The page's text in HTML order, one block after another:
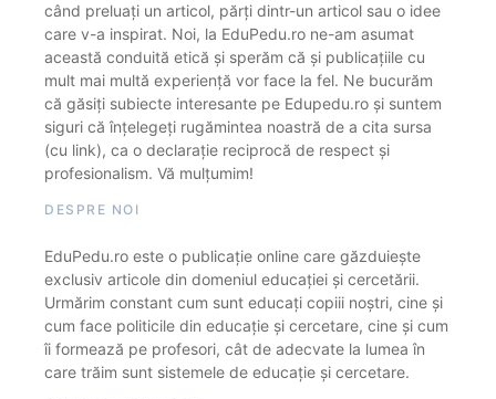
când preluați un articol, părți dintr-un articol sau o idee
care v-a inspirat. Noi, la EduPedu.ro ne-am asumat
această conduită etică și sperăm că și publicațiile cu
mult mai multă experiență vor face la fel. Ne bucurăm
că găsiți subiecte interesante pe Edupedu.ro și suntem
siguri că înțelegeți rugămintea noastră de a cita sursa
(cu link), ca o declarație reciprocă de respect și
profesionalism. Vă mulțumim!
DESPRE NOI
EduPedu.ro este o publicație online care găzduiește
exclusiv articole din domeniul educației și cercetării.
Urmărim constant cum sunt educați copiii noștri, cine și
cum face politicile din educație și cercetare, cine și cum
îi formează pe profesori, cât de adecvate la lumea în
care trăim sunt sistemele de educație și cercetare.